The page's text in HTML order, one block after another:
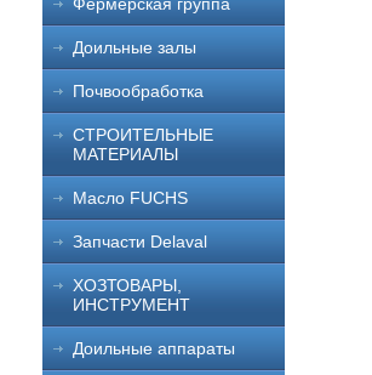
Доильные залы
Почвообработка
СТРОИТЕЛЬНЫЕ
МАТЕРИАЛЫ
Масло FUCHS
Запчасти Delaval
ХОЗТОВАРЫ,
ИНСТРУМЕНТ
Доильные аппараты